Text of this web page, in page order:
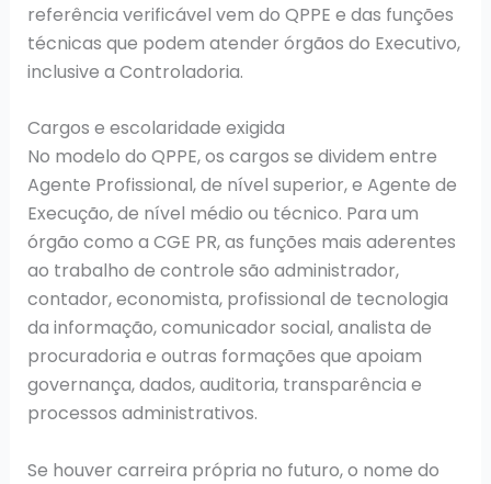
referência verificável vem do QPPE e das funções
técnicas que podem atender órgãos do Executivo,
inclusive a Controladoria.
Cargos e escolaridade exigida
No modelo do QPPE, os cargos se dividem entre
Agente Profissional, de nível superior, e Agente de
Execução, de nível médio ou técnico. Para um
órgão como a CGE PR, as funções mais aderentes
ao trabalho de controle são administrador,
contador, economista, profissional de tecnologia
da informação, comunicador social, analista de
procuradoria e outras formações que apoiam
governança, dados, auditoria, transparência e
processos administrativos.
Se houver carreira própria no futuro, o nome do